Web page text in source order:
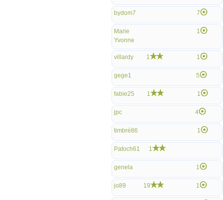
bydom7 7
Marie
Yvonne
1
villardy 1 1
gege1 5
fabie25 1 1
jpc 4
timbré86 1
Patoch61 1
genela 1
jo89 19 1